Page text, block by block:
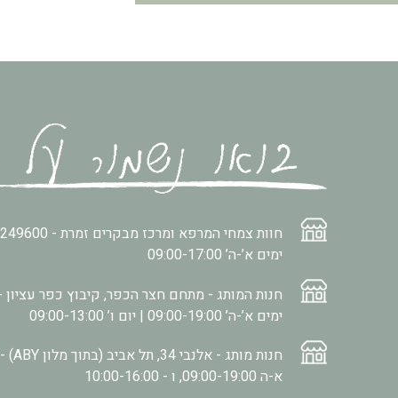
חוות צמחי המרפא ומרכז מבקרים זמרת -
ימים א’-ה’ 09:00-17:00
חנות המותג - מתחם חצר הכפר, קיבוץ כפר עציון
ימים א’-ה’ 09:00-19:00 | יום ו’ 09:00-13:00
חנות מותג - אלנבי 34, תל אביב (בתוך מלון ABY) -
א-ה 09:00-19:00, ו - 10:00-16:00